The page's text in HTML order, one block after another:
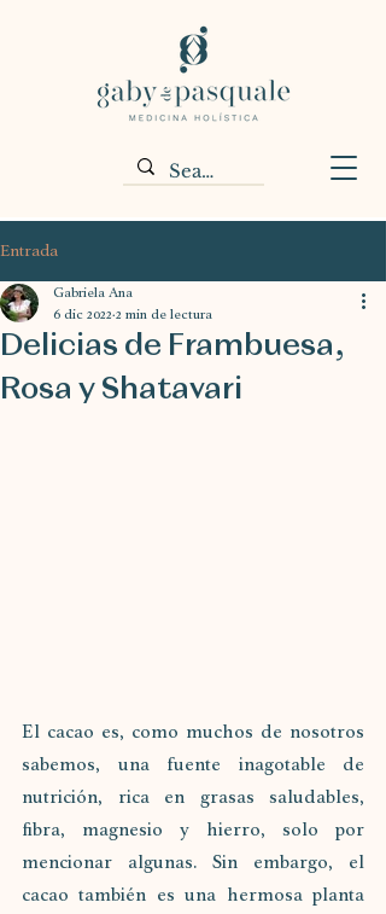
Entrada
Delicias de Frambuesa,
Rosa y Shatavari
Gabriela Ana
6 dic 2022 2 min de lectura
El cacao es, como muchos de nosotros
sabemos, una fuente inagotable de
nutrición, rica en grasas saludables,
fibra, magnesio y hierro, solo por
mencionar algunas. Sin embargo, el
cacao también es una hermosa planta